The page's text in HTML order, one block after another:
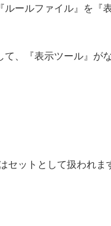
ールファイル』を『
、『表示ツール』が
セットとして扱われま